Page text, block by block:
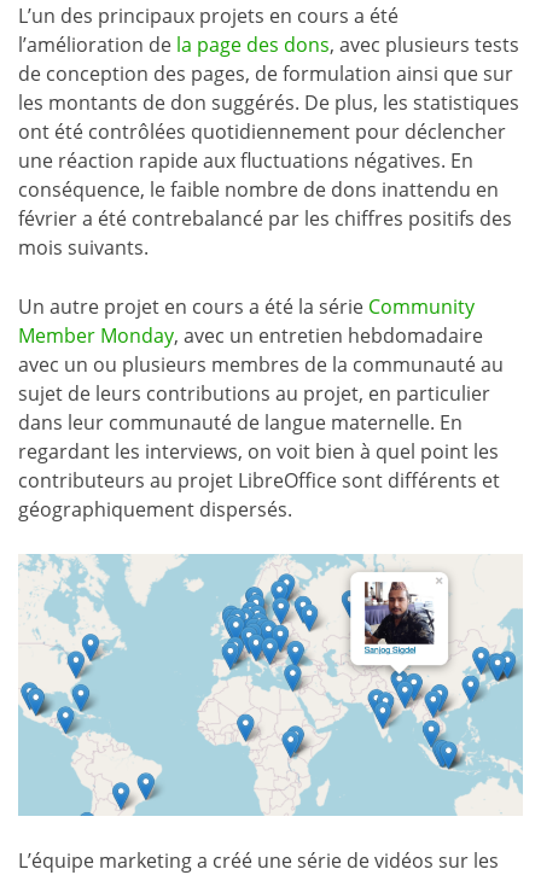
L’un des principaux projets en cours a été
l’amélioration de la page des dons, avec plusieurs tests
de conception des pages, de formulation ainsi que sur
les montants de don suggérés. De plus, les statistiques
ont été contrôlées quotidiennement pour déclencher
une réaction rapide aux fluctuations négatives. En
conséquence, le faible nombre de dons inattendu en
février a été contrebalancé par les chiffres positifs des
mois suivants.
Un autre projet en cours a été la série Community
Member Monday, avec un entretien hebdomadaire
avec un ou plusieurs membres de la communauté au
sujet de leurs contributions au projet, en particulier
dans leur communauté de langue maternelle. En
regardant les interviews, on voit bien à quel point les
contributeurs au projet LibreOffice sont différents et
géographiquement dispersés.
L’équipe marketing a créé une série de vidéos sur les